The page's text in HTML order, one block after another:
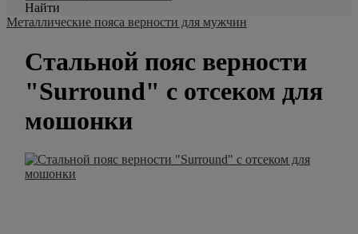
Найти
Металлические пояса верности для мужчин
Стальной пояс верности
"Surround" с отсеком для
мошонки